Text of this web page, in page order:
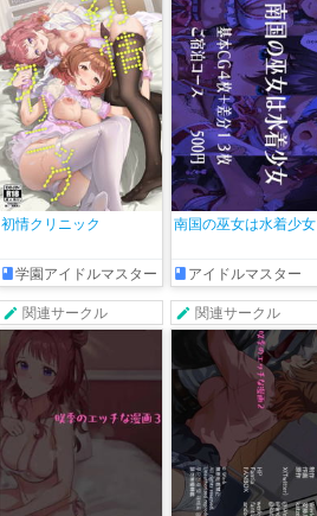
初情クリニック
学園アイドルマスター
南国の巫女は水着少女
アイドルマスター
関連サークル 関連サークル